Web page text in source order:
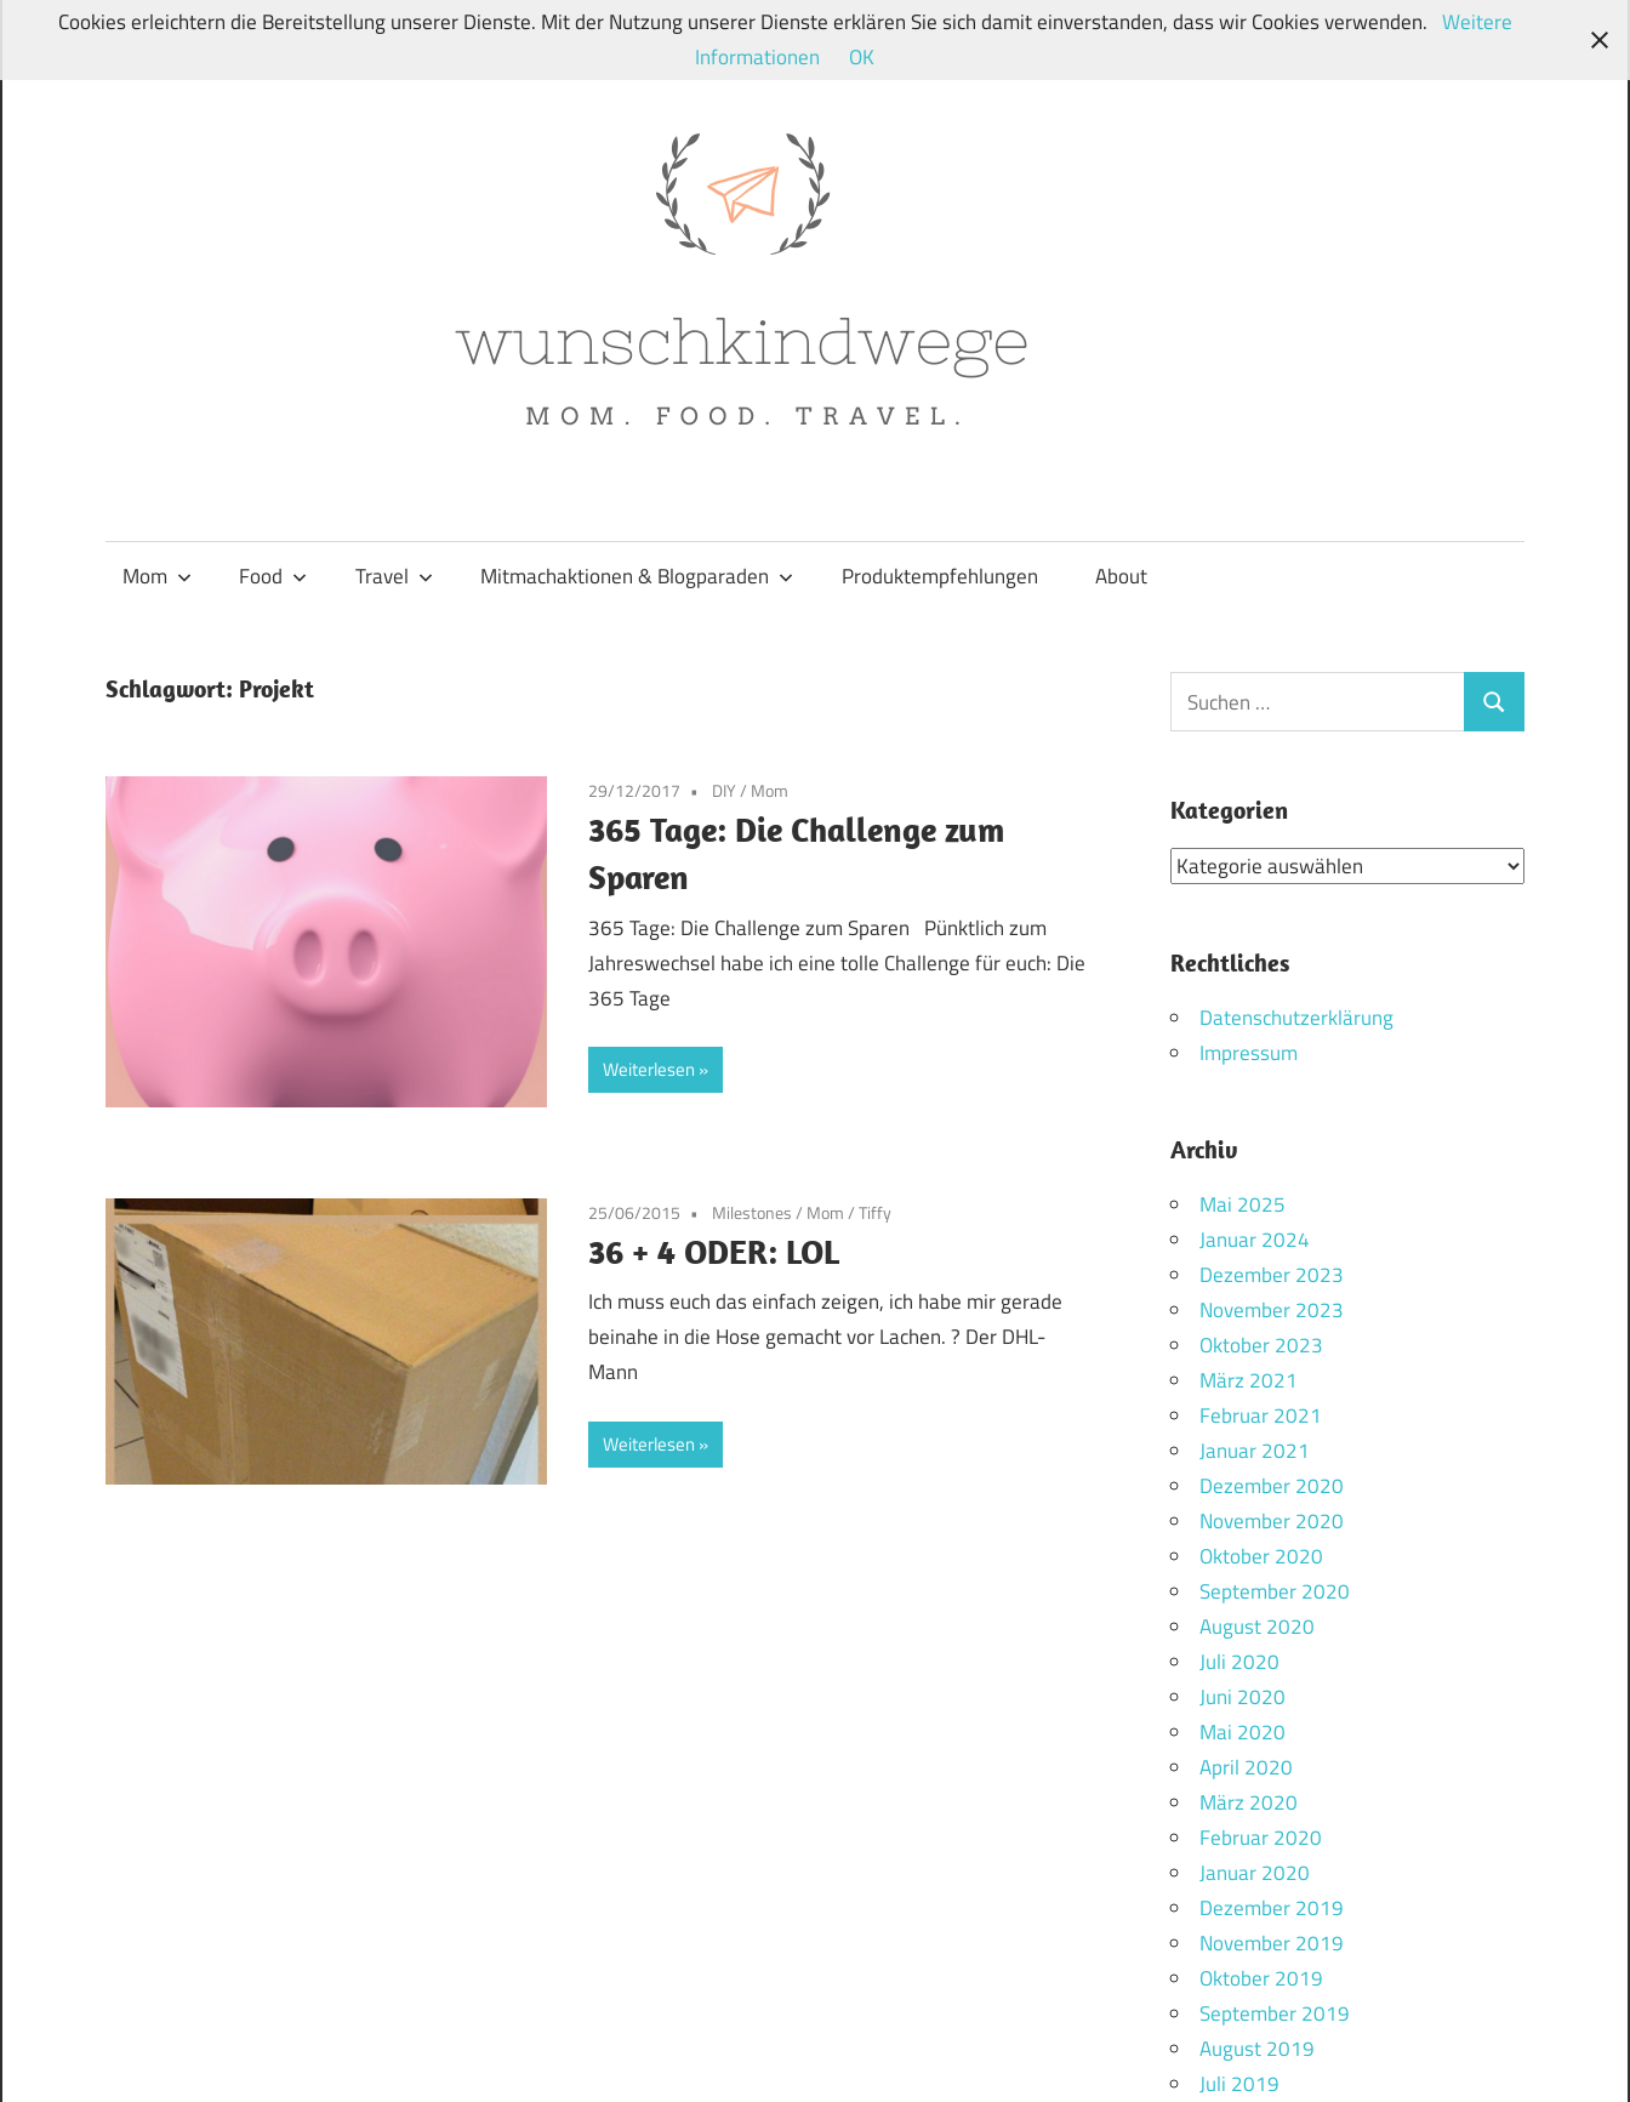
Zum
ihren
Familien-,
und
Travelblog
Mom Food Travel Mitmachaktionen & Blogparaden Produktempfehlungen About
Schlagwort: Projekt
29/12/2017 DIY/ Mom
365 Tage: Die Challenge zum
Sparen
365 Tage: Die Challenge zum Sparen Pünktlich zum
Jahreswechsel habe ich eine tolle Challenge für euch: Die
365 Tage
Weiterlesen
25/06/2015 Milestones/ Mom/Tiffy
36 + 4 ODER: LOL
Ich muss euch das einfach zeigen, ich habe mir gerade
beinahe in die Hose gemacht vor Lachen. ? Der DHL-
Mann
Weiterlesen
Suchen
nach:
Suchen
Kategorien
Kategorien
Rechtliches
Datenschutzerklärung
Impressum
Archiv
Mai 2025
Januar 2024
Dezember 2023
November 2023
Oktober 2023
März 2021
Februar 2021
Januar 2021
Dezember 2020
November 2020
Oktober 2020
September 2020
August 2020
Juli 2020
Juni 2020
Mai 2020
April 2020
März 2020
Februar 2020
Januar 2020
Dezember 2019
November 2019
Oktober 2019
September 2019
August 2019
Juli 2019
Cookies erleichtern die Bereitstellung unserer Dienste. Mit der Nutzung unserer Dienste erklären Sie sich damit einverstanden, dass wir Cookies verwenden. Weitere
Informationen
OK